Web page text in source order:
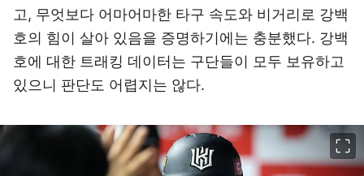
고, 무엇보다 어마어마한 타구 속도와 비거리로 강백
호의 힘이 살아 있음을 증명하기에는 충분했다. 강백
호에 대한 트래킹 데이터는 구단들이 모두 보유하고
있으니 판단도 어렵지는 않다.